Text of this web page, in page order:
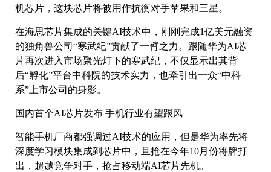
机芯片，这块芯片将被用作抗衡对手苹果和三星。
在海思芯片集成的关键AI技术中，刚刚完成1亿美元融资
的独角兽公司“寒武纪”贡献了一臂之力。跟随华为AI芯
片再次进入市场聚光灯下的寒武纪，不仅显示出其背
后“孵化”平台中科院的技术实力，也牵引出一众“中科
系”上市公司的身影。
国内首个AI芯片发布 手机行业有望跟风
智能手机厂商都强调过AI技术的应用，但是华为率先将
深度学习模块集成到芯片中，且抢在今年10月份将牌打
出，超越竞争对手，抢占移动端AI芯片先机。